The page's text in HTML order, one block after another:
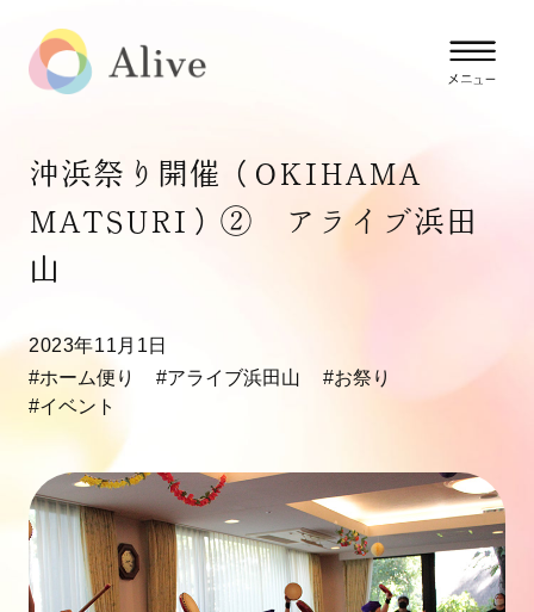
沖浜祭り開催（OKIHAMA
MATSURI）② アライブ浜田
山
2023年11月1日
#ホーム便り
#アライブ浜田山
#お祭り
#イベント